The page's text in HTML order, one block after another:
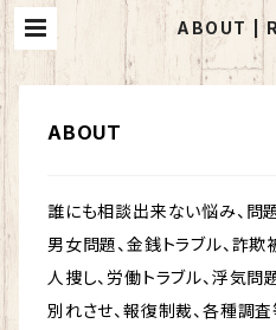
ABOUT |
ABOUT
誰にも相談出来ない悩み、問
男女問題、金銭トラブル、詐欺
人捜し、労働トラブル、浮気問題
別れさせ、報復制裁、各種調